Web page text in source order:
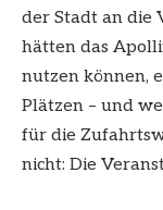
der Stadt an die
hätten das
nutzen können,
Plätzen – und
für die
nicht: Die